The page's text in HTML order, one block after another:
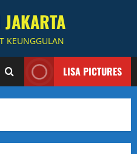
KEUNGGULAN
LISA PICTURES